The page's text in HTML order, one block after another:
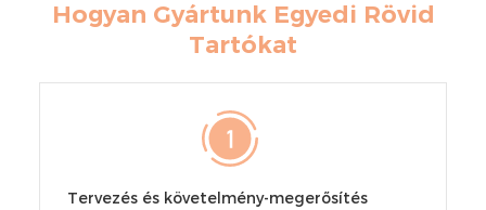
Hogyan Gyártunk Egyedi Rövid
Tartókat
Tervezés és követelmény-megerősítés